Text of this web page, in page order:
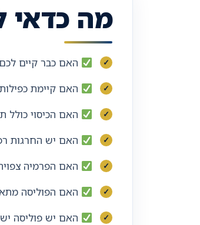
מה כדאי
האם כבר קיים
האם קיימת
האם הכיסוי כולל
האם יש החרגות
האם הפרמיה
האם הפוליסה
האם יש פוליסה